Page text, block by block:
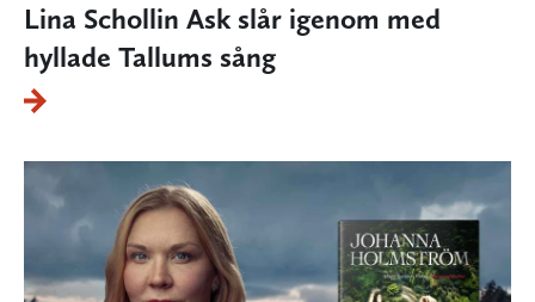
Lina Schollin Ask slår igenom med
hyllade Tallums sång